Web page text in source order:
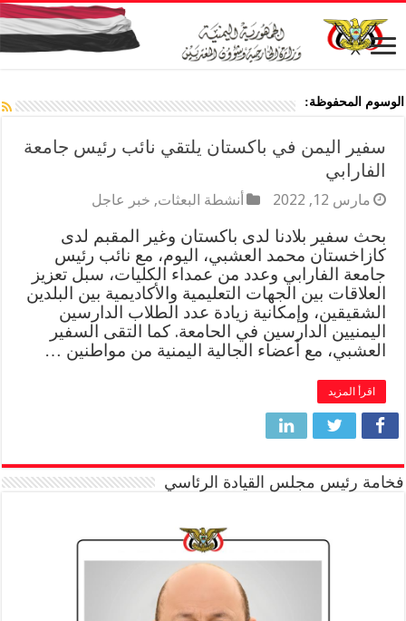
الوسوم المحفوظة:
سفير اليمن في باكستان يلتقي نائب رئيس جامعة
الفارابي
مارس 12, 2022 أنشطة البعثات, خبر عاجل
بحث سفير بلادنا لدى باكستان وغير المقبم لدى
كازاخستان محمد العشبي، اليوم، مع نائب رئيس
جامعة الفارابي وعدد من عمداء الكليات، سبل تعزيز
العلاقات بين الجهات التعليمية والأكاديمية بين البلدين
الشقيقين، وإمكانية زيادة عدد الطلاب الدارسين
اليمنيين الدارسين في الحامعة. كما التقى السفير
العشبي، مع أعضاء الجالية اليمنية من مواطنين …
اقرأ المزيد
فخامة رئيس مجلس القيادة الرئاسي